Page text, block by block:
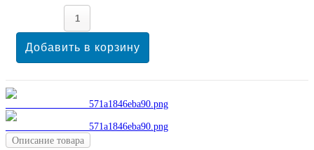
Описание товара